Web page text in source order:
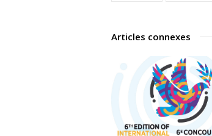
Articles connexes